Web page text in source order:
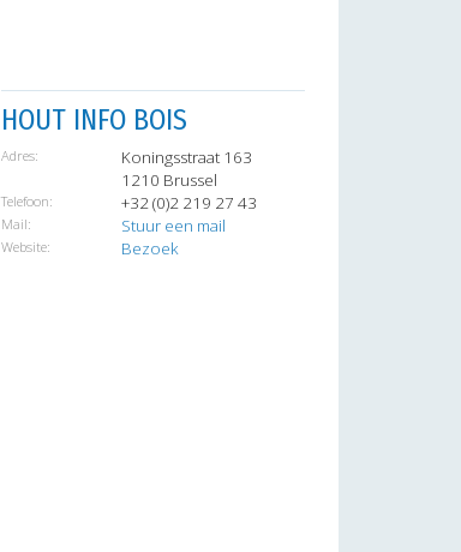
HOUT INFO BOIS
Adres:
Koningsstraat 163
1210 Brussel
Telefoon: +32 (0)2 219 27 43
Mail: Stuur een mail
Website: Bezoek